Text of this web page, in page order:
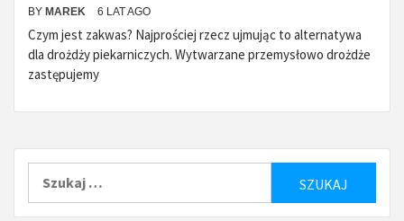
BY MAREK 6 LAT AGO
Czym jest zakwas? Najprościej rzecz ujmując to alternatywa
dla drożdży piekarniczych. Wytwarzane przemysłowo drożdże
zastępujemy